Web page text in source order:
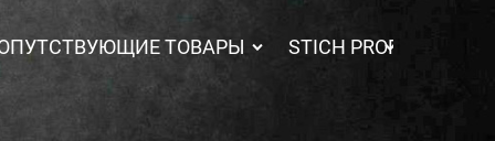
ТОВАРЫ STICH PROFI